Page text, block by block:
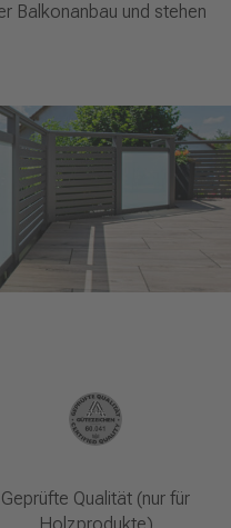
Balkonanbau und stehen
Geprüfte Qualität (nur für